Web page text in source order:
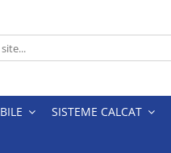
SISTEME CALCAT